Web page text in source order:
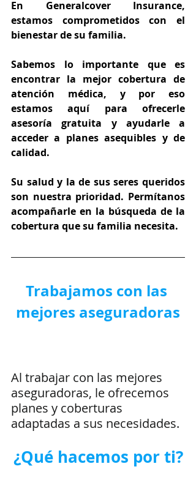
En Generalcover Insurance,
estamos comprometidos con el
bienestar de su familia.
Sabemos lo importante que es
encontrar la mejor cobertura de
atención médica, y por eso
estamos aquí para ofrecerle
asesoría gratuita y ayudarle a
acceder a planes asequibles y de
calidad.
Su salud y la de sus seres queridos
son nuestra prioridad. Permítanos
acompañarle en la búsqueda de la
cobertura que su familia necesita.
Trabajamos con las
mejores aseguradoras
Al trabajar con las mejores
aseguradoras, le ofrecemos
planes y coberturas
adaptadas a sus necesidades.
¿Qué hacemos por ti?